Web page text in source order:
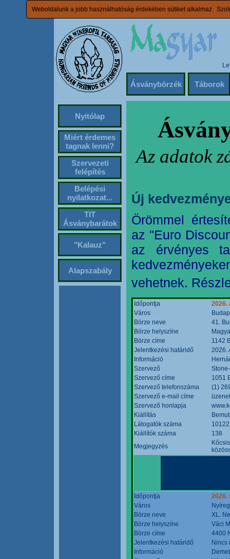
Weboldalunk a jobb használhatóság érdekében sütiket alkalmaz.
Ásványbörzék Táborok
Nyitólap
Miért érdemes
tagnak lenni?
Szervezeti
felépítés
Belépési
nyilatkozat...
TIT
Ásványbarátok
"Kalauz"
Alapszabály
Az adatok
Új
Örömmel
az "Euro
az érvényes
vehetnek.
Időpontja
2026.
Város
Börze neve
41.
Börze helyszíne
Börze címe
1142
Jelentkezési határidő
2026.
Információ
Szervező
Szervező címe
1051
Szervező telefonszáma
(1)
Szervező e-mail címe
Szervező honlapja
Kiállítás
Látogatók száma
10122
Kiállítók száma
138
Megjegyzés
Időpontja
2026.
Város
Börze neve
XL.
Börze helyszíne
Váci
Börze címe
4400
Jelentkezési határidő
Nincs
Információ